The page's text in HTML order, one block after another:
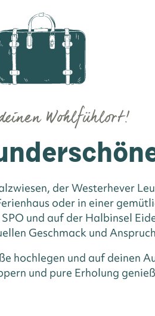
Wohlfühlort!
der Westerhever
oder in einer
und auf der Halbinsel
Geschmack und
hochlegen und auf deinen
und pure Erholung